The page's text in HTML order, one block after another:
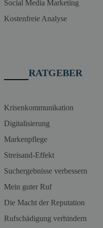
Social Media Marketing
Kostenfreie Analyse
RATGEBER
Krisenkommunikation
Digitalisierung
Markenpflege
Streisand-Effekt
Suchergebnisse verbessern
Mein guter Ruf
Die Macht der Reputation
Rufschädigung verhindern